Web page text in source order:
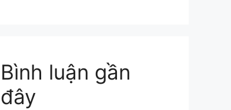
Bình luận gần
đây